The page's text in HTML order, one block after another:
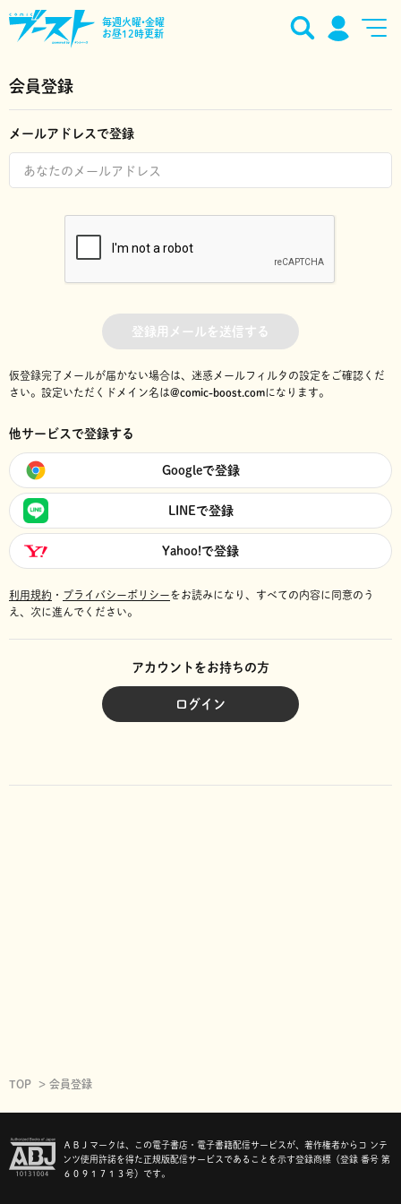
毎週火曜•金曜
お昼12時更新
会員登録
メールアドレスで登録
登録用メールを送信する
仮登録完了メールが届かない場合は、迷惑メールフィルタの設定をご確認くだ
さい。 設定いただくドメイン名は@comic-boost.comになります。
他サービスで登録する
Googleで登録
LINEで登録
Yahoo!で登録
利用規約 ・ プライバシーポリシーをお読みになり、 すべての内容に同意のう
え、次に進んでください。
アカウントをお持ちの方
ログイン
TOP 会員登録
ＡＢＪマークは、この電子書店・電子書籍配信サービスが、著作権者からコ ンテ
ンツ使用許諾を得た正規版配信サービスであることを示す登録商標（登録 番号 第
６０９１７１３号）です。